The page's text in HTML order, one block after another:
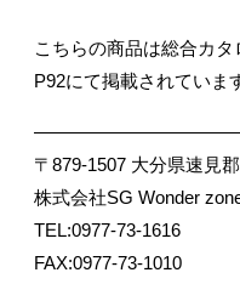
こちらの商品は総合カタ
P92にて掲載されていま
〒879-1507 大分県速見
株式会社SG Wonder
TEL:0977-73-1616
FAX:0977-73-1010